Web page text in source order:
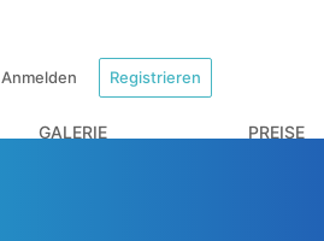
Anmelden Registrieren
GALERIE PREISE